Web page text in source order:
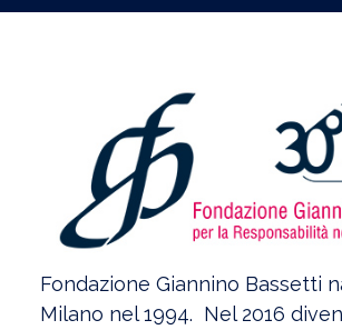
Fondazione Giannino Bassetti
Milano nel 1994. Nel 2016